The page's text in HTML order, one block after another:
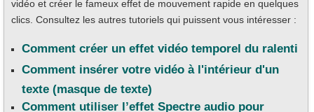
vidéo et créer le fameux effet de mouvement rapide en quelques
clics. Consultez les autres tutoriels qui puissent vous intéresser :
Comment créer un effet vidéo temporel du ralenti
Comment insérer votre vidéo à l'intérieur d'un
texte (masque de texte)
Comment utiliser l’effet Spectre audio pour